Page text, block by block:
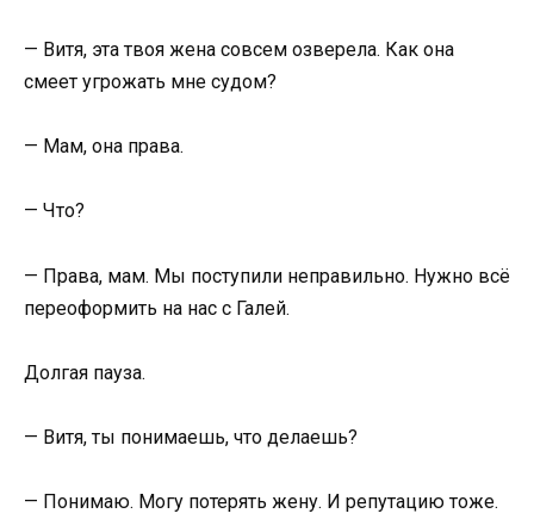
— Витя, эта твоя жена совсем озверела. Как она
смеет угрожать мне судом?
— Мам, она права.
— Что?
— Права, мам. Мы поступили неправильно. Нужно всё
переоформить на нас с Галей.
Долгая пауза.
— Витя, ты понимаешь, что делаешь?
— Понимаю. Могу потерять жену. И репутацию тоже.